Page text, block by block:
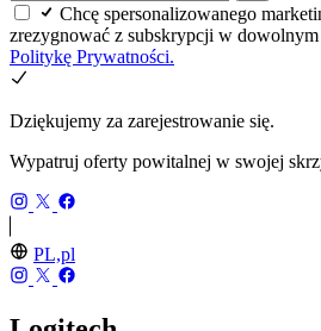
Chcę spersonalizowanego
zrezygnować z subskrypcji w dowolnym
Politykę Prywatności.
Dziękujemy za zarejestrowanie się.
Wypatruj oferty powitalnej w swojej
PL,pl